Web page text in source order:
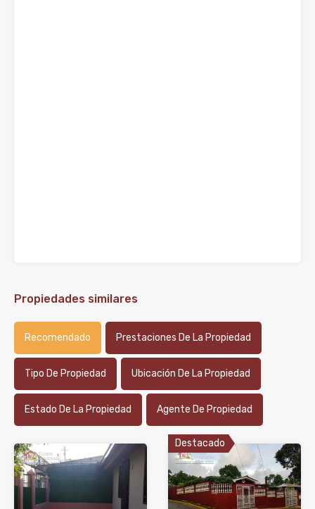
Propiedades similares
Recomendado Prestaciones De La Propiedad
Tipo De Propiedad Ubicación De La Propiedad
Estado De La Propiedad Agente De Propiedad
Destacado